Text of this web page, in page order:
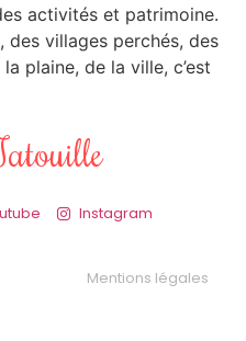
activités et patrimoine.
des villages perchés, des
plaine, de la ville, c’est
Instagram
Mentions légales